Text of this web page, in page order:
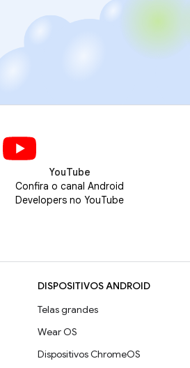
YouTube
Confira o canal Android
Developers no YouTube
DISPOSITIVOS ANDROID
Telas grandes
Wear OS
Dispositivos ChromeOS